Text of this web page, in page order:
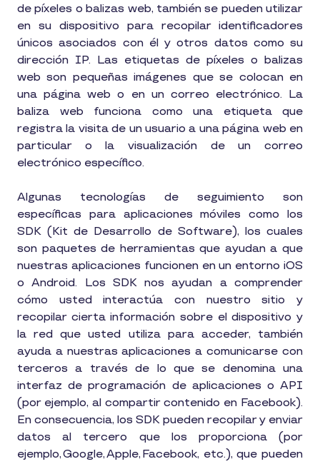
de píxeles o balizas web, también se pueden utilizar
en su dispositivo para recopilar identificadores
únicos asociados con él y otros datos como su
dirección IP. Las etiquetas de píxeles o balizas
web son pequeñas imágenes que se colocan en
una página web o en un correo electrónico. La
baliza web funciona como una etiqueta que
registra la visita de un usuario a una página web en
particular o la visualización de un correo
electrónico específico.
Algunas tecnologías de seguimiento son
específicas para aplicaciones móviles como los
SDK (Kit de Desarrollo de Software), los cuales
son paquetes de herramientas que ayudan a que
nuestras aplicaciones funcionen en un entorno iOS
o Android. Los SDK nos ayudan a comprender
cómo usted interactúa con nuestro sitio y
recopilar cierta información sobre el dispositivo y
la red que usted utiliza para acceder, también
ayuda a nuestras aplicaciones a comunicarse con
terceros a través de lo que se denomina una
interfaz de programación de aplicaciones o API
(por ejemplo, al compartir contenido en Facebook).
En consecuencia, los SDK pueden recopilar y enviar
datos al tercero que los proporciona (por
ejemplo, Google, Apple, Facebook, etc.), que pueden